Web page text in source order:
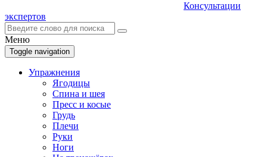
Консультации
экспертов
Меню
Toggle navigation
Упражнения
Ягодицы
Спина и шея
Пресс и косые
Грудь
Плечи
Руки
Ноги